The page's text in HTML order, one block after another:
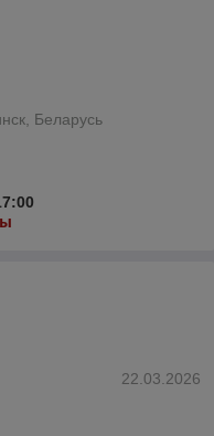
Беларусь
22.03.2026